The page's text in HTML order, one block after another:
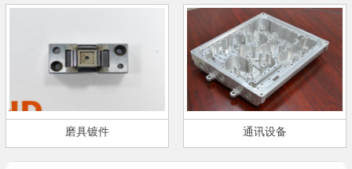
磨具镀件 通讯设备